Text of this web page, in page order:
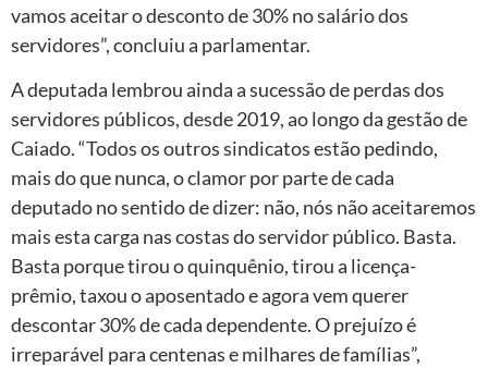
vamos aceitar o desconto de 30% no salário dos
servidores”, concluiu a parlamentar.
A deputada lembrou ainda a sucessão de perdas dos
servidores públicos, desde 2019, ao longo da gestão de
Caiado. “Todos os outros sindicatos estão pedindo,
mais do que nunca, o clamor por parte de cada
deputado no sentido de dizer: não, nós não aceitaremos
mais esta carga nas costas do servidor público. Basta.
Basta porque tirou o quinquênio, tirou a licença-
prêmio, taxou o aposentado e agora vem querer
descontar 30% de cada dependente. O prejuízo é
irreparável para centenas e milhares de famílias”,